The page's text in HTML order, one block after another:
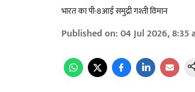
भारत का पी-8आई समुद्री गश्ती विमान
Published on:04 Jul 2026, 8:35